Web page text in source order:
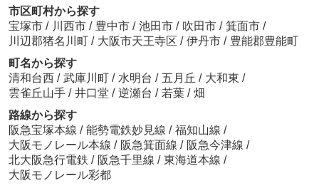
市区町村から探す
宝塚市 / 川西市 / 豊中市 / 池田市 / 吹田市 / 箕面市 /
川辺郡猪名川町 / 大阪市天王寺区 / 伊丹市 / 豊能郡豊能町
町名から探す
清和台西 / 武庫川町 / 水明台 / 五月丘 / 大和東 /
雲雀丘山手 / 井口堂 / 逆瀬台 / 若葉 / 畑
路線から探す
阪急宝塚本線 / 能勢電鉄妙見線 / 福知山線 /
大阪モノレール本線 / 阪急箕面線 / 阪急今津線 /
北大阪急行電鉄 / 阪急千里線 / 東海道本線 /
大阪モノレール彩都